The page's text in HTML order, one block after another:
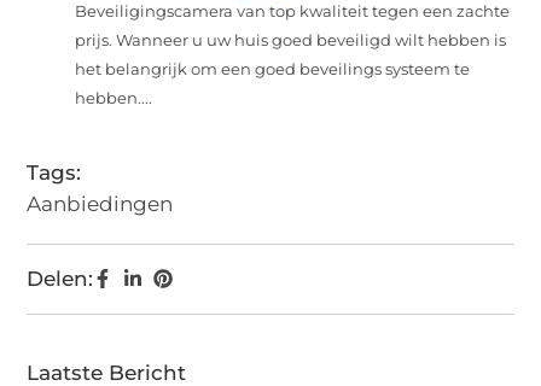
Beveiligingscamera van top kwaliteit tegen een zachte
prijs. Wanneer u uw huis goed beveiligd wilt hebben is
het belangrijk om een goed beveilings systeem te
hebben....
Tags:
Aanbiedingen
Delen:
Laatste Bericht